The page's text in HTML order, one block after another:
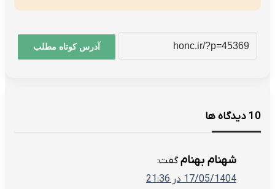
آدرس کوتاه مطلب
‫10 دیدگاه ها
شهنام بهنام گفت:
17/05/1404 در 21:36